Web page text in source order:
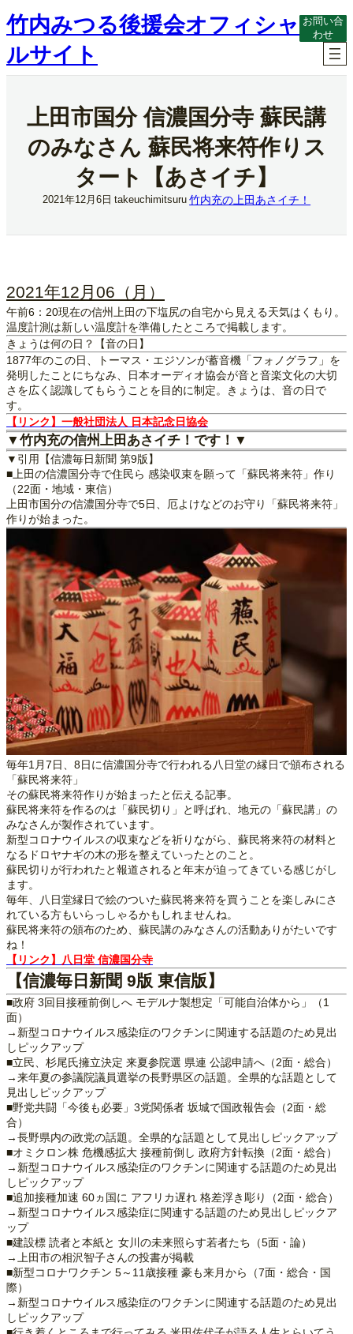
内
容
ス
キ
竹内みつる後援会オフィシャ
ルサイト
お問い合
わせ
上田市国分 信濃国分寺 蘇民講
のみなさん 蘇民将来符作りス
タート【あさイチ】
2021年12月6日 takeuchimitsuru 竹内充の上田あさイチ！
2021年12月06（月）
午前6：20現在の信州上田の下塩尻の自宅から見える天気はくもり。
温度計測は新しい温度計を準備したところで掲載します。
きょうは何の日？【音の日】
1877年のこの日、トーマス・エジソンが蓄音機「フォノグラフ」を
発明したことにちなみ、日本オーディオ協会が音と音楽文化の大切
さを広く認識してもらうことを目的に制定。きょうは、音の日で
す。
【リンク】一般社団法人 日本記念日協会
▼竹内充の信州上田あさイチ！です！▼
▼引用【信濃毎日新聞 第9版】
■上田の信濃国分寺で住民ら 感染収束を願って「蘇民将来符」作り
（22面・地域・東信）
上田市国分の信濃国分寺で5日、厄よけなどのお守り「蘇民将来符」
作りが始まった。
毎年1月7日、8日に信濃国分寺で行われる八日堂の縁日で頒布される
「蘇民将来符」
その蘇民将来符作りが始まったと伝える記事。
蘇民将来符を作るのは「蘇民切り」と呼ばれ、地元の「蘇民講」の
みなさんが製作されています。
新型コロナウイルスの収束などを祈りながら、蘇民将来符の材料と
なるドロヤナギの木の形を整えていったとのこと。
蘇民切りが行われたと報道されると年末が迫ってきている感じがし
ます。
毎年、八日堂縁日で絵のついた蘇民将来符を買うことを楽しみにさ
れている方もいらっしゃるかもしれませんね。
蘇民将来符の頒布のため、蘇民講のみなさんの活動ありがたいです
ね！
【リンク】八日堂 信濃国分寺
【信濃毎日新聞 9版 東信版】
■政府 3回目接種前倒しへ モデルナ製想定「可能自治体から」（1
面）
→新型コロナウイルス感染症のワクチンに関連する話題のため見出
しピックアップ
■立民、杉尾氏擁立決定 来夏参院選 県連 公認申請へ（2面・総合）
→来年夏の参議院議員選挙の長野県区の話題。全県的な話題として
見出しピックアップ
■野党共闘「今後も必要」3党関係者 坂城で国政報告会（2面・総
合）
→長野県内の政党の話題。全県的な話題として見出しピックアップ
■オミクロン株 危機感拡大 接種前倒し 政府方針転換（2面・総合）
→新型コロナウイルス感染症のワクチンに関連する話題のため見出
しピックアップ
■追加接種加速 60ヵ国に アフリカ遅れ 格差浮き彫り（2面・総合）
→新型コロナウイルス感染症に関連する話題のため見出しピックア
ップ
■建設標 読者と本紙と 女川の未来照らす若者たち（5面・論）
→上田市の相沢智子さんの投書が掲載
■新型コロナワクチン 5～11歳接種 豪も来月から（7面・総合・国
際）
→新型コロナウイルス感染症のワクチンに関連する話題のため見出
しピックアップ